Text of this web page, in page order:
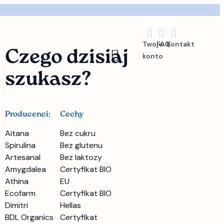
Czego dzisiaj
szukasz?
Producenci:
Aitana
Spirulina
Artesanal
Amygdalea
Athina
Ecofarm
Dimitri
BDL Organics
Cechy
Bez cukru
Bez glutenu
Bez laktozy
Certyfikat BIO
EU
Certyfikat BIO
Hellas
Certyfikat
Twoje
konto
FAQKontakt